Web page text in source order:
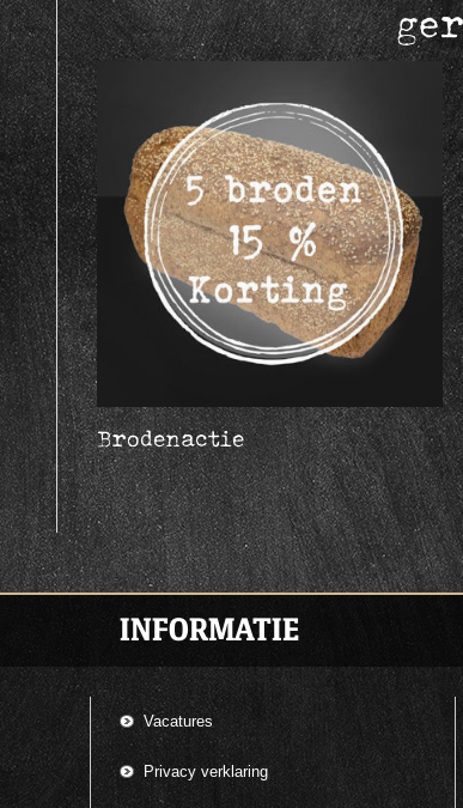
Brodenactie
INFORMATIE
Vacatures
Privacy verklaring